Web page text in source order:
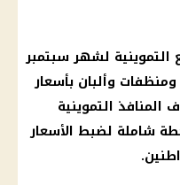
التموينية لشهر سبتمبر
ومنظفات وألبان بأسعار
التموينية
شاملة لضبط الأسعار